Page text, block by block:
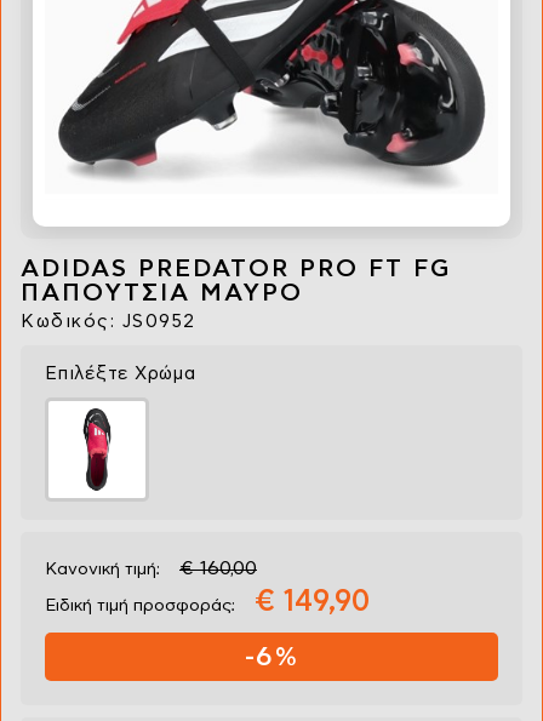
ADIDAS PREDATOR PRO FT FG
ΠΑΠΟΥΤΣΙΑ ΜΑΥΡΟ
Κωδικός: JS0952
Επιλέξτε Χρώμα
Κανονική τιμή: € 160,00
Ειδική τιμή προσφοράς: € 149,90
-6%